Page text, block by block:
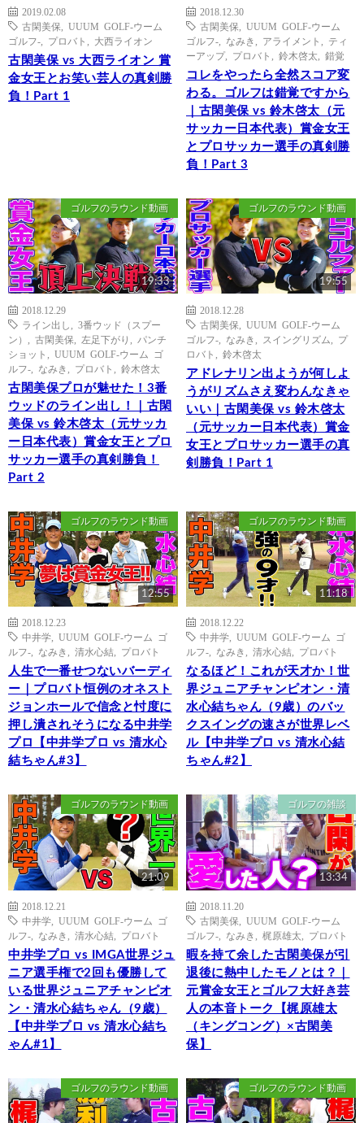
2019.02.08
古閑美保
UUUM GOLF-ウーム
ゴルフ-
プロバト 大西ライオン
古閑美保 vs 大西ライオン 賞
金女王とお笑い芸人の真剣勝
負！Part 1
2018.12.30
古閑美保
UUUM GOLF-ウーム
ゴルフ-
なみき アライメント
ティ
ーアップ, プロバト 鈴木啓太 錯覚
コレをやったら全然スコア変
わる。ゴルフは錯覚ですから
｜古閑美保 vs 鈴木啓太（元
サッカー日本代表）賞金女王
とプロサッカー選手の真剣勝
負！Part 3
ゴルフのラウンド動画
19:33
2018.12.29
ライン出し
3番ウッド（スプー
ン）
古閑美保 左足下がり
パンチ
ショット
UUUM GOLF-ウーム ゴ
ルフ-
なみき プロバト 鈴木啓太
古閑美保プロが魅せた！3番
ウッドのライン出し！｜古閑
美保 vs 鈴木啓太（元サッカ
ー日本代表）賞金女王とプロ
サッカー選手の真剣勝負！
Part 2
ゴルフのラウンド動画
19:55
2018.12.28
古閑美保
UUUM GOLF-ウーム
ゴルフ-
なみき スイングリズム
プ
ロバト
鈴木啓太
アドレナリン出ようが何しよ
うがリズムさえ変わんなきゃ
いい｜古閑美保 vs 鈴木啓太
（元サッカー日本代表）賞金
女王とプロサッカー選手の真
剣勝負！Part 1
ゴルフのラウンド動画
12:55
2018.12.23
中井学
UUUM GOLF-ウーム ゴ
ルフ-
なみき 清水心結 プロバト
人生で一番せつないバーディ
ー｜プロバト恒例のオネスト
ジョンホールで信念と忖度に
押し潰されそうになる中井学
プロ【中井学プロ vs 清水心
結ちゃん#3】
ゴルフのラウンド動画
11:18
2018.12.22
中井学
UUUM GOLF-ウーム ゴ
ルフ-
なみき 清水心結 プロバト
なるほど！これが天才か！世
界ジュニアチャンピオン・清
水心結ちゃん（9歳）のバッ
クスイングの速さが世界レベ
ル【中井学プロ vs 清水心結
ちゃん#2】
ゴルフのラウンド動画
21:09
2018.12.21
中井学
UUUM GOLF-ウーム ゴ
ルフ-
なみき 清水心結 プロバト
中井学プロ vs IMGA世界ジュ
ニア選手権で2回も優勝して
いる世界ジュニアチャンピオ
ン・清水心結ちゃん（9歳）
【中井学プロ vs 清水心結ち
ゃん#1】
ゴルフの雑談
13:34
2018.11.20
古閑美保
UUUM GOLF-ウーム
ゴルフ-
なみき 梶原雄太 プロバト
暇を持て余した古閑美保が引
退後に熱中したモノとは？｜
元賞金女王とゴルフ大好き芸
人の本音トーク【梶原雄太
（キングコング）×古閑美
保】
ゴルフのラウンド動画 ゴルフのラウンド動画